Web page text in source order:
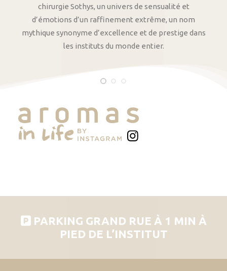
chirurgie Sothys, un univers de sensualité et
d’émotions d’un raffinement extrême, un nom
mythique synonyme d’excellence et de prestige dans
les instituts du monde entier.
PARKING GRAND RUE À 1 MIN À
PIED DE L’INSTITUT